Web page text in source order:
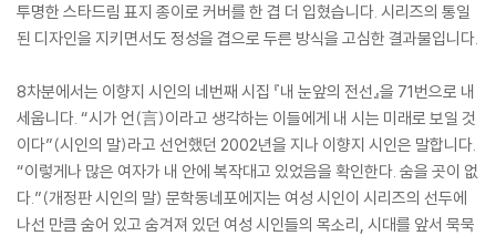
투명한 스타드림 표지 종이로 커버를 한 겹 더 입혔습니다. 시리즈의 통일
된 디자인을 지키면서도 정성을 겹으로 두른 방식을 고심한 결과물입니다.
8차분에서는 이향지 시인의 네번째 시집 『내 눈앞의 전선』을 71번으로 내
세웁니다. “시가 언(言)이라고 생각하는 이들에게 내 시는 미래로 보일 것
이다”(시인의 말)라고 선언했던 2002년을 지나 이향지 시인은 말합니다.
“이렇게나 많은 여자가 내 안에 복작대고 있었음을 확인한다. 숨을 곳이 없
다.”(개정판 시인의 말) 문학동네포에지는 여성 시인이 시리즈의 선두에
나선 만큼 숨어 있고 숨겨져 있던 여성 시인들의 목소리, 시대를 앞서 묵묵